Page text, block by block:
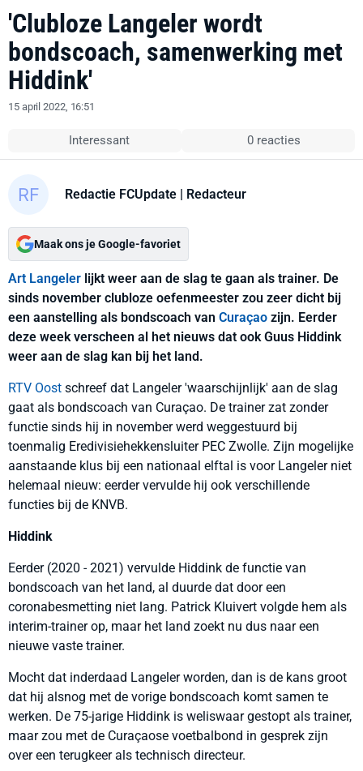
'Clubloze Langeler wordt
bondscoach, samenwerking met
Hiddink'
15 april 2022, 16:51
Interessant 0 reacties
Redactie FCUpdate | Redacteur
Maak ons je Google-favoriet
Art Langeler lijkt weer aan de slag te gaan als trainer. De
sinds november clubloze oefenmeester zou zeer dicht bij
een aanstelling als bondscoach van Curaçao zijn. Eerder
deze week verscheen al het nieuws dat ook Guus Hiddink
weer aan de slag kan bij het land.
RTV Oost schreef dat Langeler 'waarschijnlijk' aan de slag
gaat als bondscoach van Curaçao. De trainer zat zonder
functie sinds hij in november werd weggestuurd bij
toenmalig Eredivisiehekkensluiter PEC Zwolle. Zijn mogelijke
aanstaande klus bij een nationaal elftal is voor Langeler niet
helemaal nieuw: eerder vervulde hij ook verschillende
functies bij de KNVB.
Hiddink
Eerder (2020 - 2021) vervulde Hiddink de functie van
bondscoach van het land, al duurde dat door een
coronabesmetting niet lang. Patrick Kluivert volgde hem als
interim-trainer op, maar het land zoekt nu dus naar een
nieuwe vaste trainer.
Mocht dat inderdaad Langeler worden, dan is de kans groot
dat hij alsnog met de vorige bondscoach komt samen te
werken. De 75-jarige Hiddink is weliswaar gestopt als trainer,
maar zou met de Curaçaose voetbalbond in gesprek zijn
over een terugkeer als technisch directeur.